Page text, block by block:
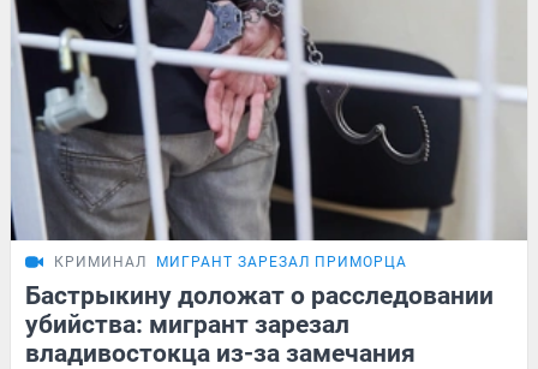
КРИМИНАЛ МИГРАНТ ЗАРЕЗАЛ ПРИМОРЦА
Бастрыкину доложат о расследовании
убийства: мигрант зарезал
владивостокца из-за замечания